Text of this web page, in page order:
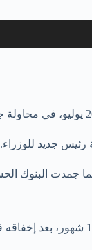
جديد للوزراء.
جمدت
والأسبوع الماضي، اعتذر رئيس